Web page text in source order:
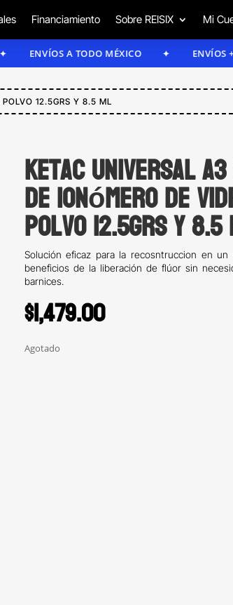
Financiamiento Sobre REISIX Mi
ENVÍOS A TODO MÉXICO ENVÍOS +
12.5GRS Y 8.5 ML
Ketac Universal
de ionómero de
polvo 12.5grs y
Solución eficaz para la recosntruccion en
beneficios de la liberación de flúor sin
barnices.
$1,479.00
Agotado